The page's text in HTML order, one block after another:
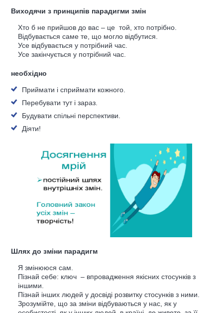
Виходячи з принципів парадигми змін
Хто б не прийшов до вас – це той, хто потрібно.
Відбувається саме те, що могло відбутися.
Усе відбувається у потрібний час.
Усе закінчується у потрібний час.
необхідно
Приймати і сприймати кожного.
Перебувати тут і зараз.
Будувати спільні перспективи.
Діяти!
Шлях до зміни парадигм
Я змінююся сам.
Пізнай себе: ключ – впровадження якісних стосунків з
іншими.
Пізнай інших людей у досвіді розвитку стосунків з ними.
Зрозумійте, що за зміни відбуваються у нас, як у